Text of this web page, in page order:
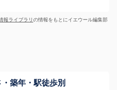
報ライブラリの情報をもとにイエウール編集部
築年・駅徒歩別